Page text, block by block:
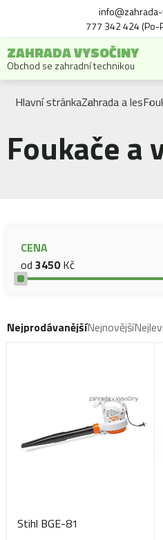
777 342 424 (Po-
ZAHRADA VYSOČINY
Obchod se zahradní technikou
Hlavní stránkaZahrada a les
Foukače a
CENA
od 3450Kč
NejprodávanějšíNejnovější
Stihl BGE-81